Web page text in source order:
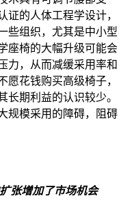
证的人体工程学设计，
些组织，尤其是中小型
座椅的大幅升级可能会
力，从而减缓采用率和
愿花钱购买高级椅子，
长期利益的认识较少。
规模采用的障碍，阻碍
张增加了市场机会